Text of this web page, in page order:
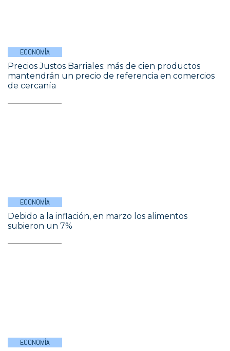
ECONOMÍA
Precios Justos Barriales: más de cien productos
mantendrán un precio de referencia en comercios
de cercanía
ECONOMÍA
Debido a la inflación, en marzo los alimentos
subieron un 7%
ECONOMÍA